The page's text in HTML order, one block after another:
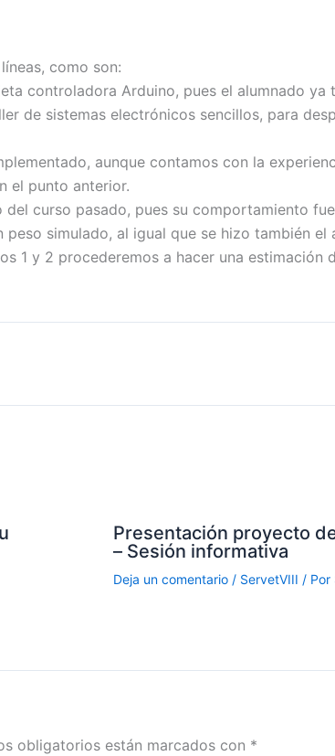
como son:
controladora Arduino, pues el alumnado
de sistemas electrónicos sencillos, para
aunque contamos con la
el punto anterior.
curso pasado, pues su comportamiento
simulado, al igual que se hizo también el
1 y 2 procederemos a hacer una estimación
Presentación proyecto
– Sesión informativa
Deja un comentario / ServetVIII / Por
obligatorios están marcados con *